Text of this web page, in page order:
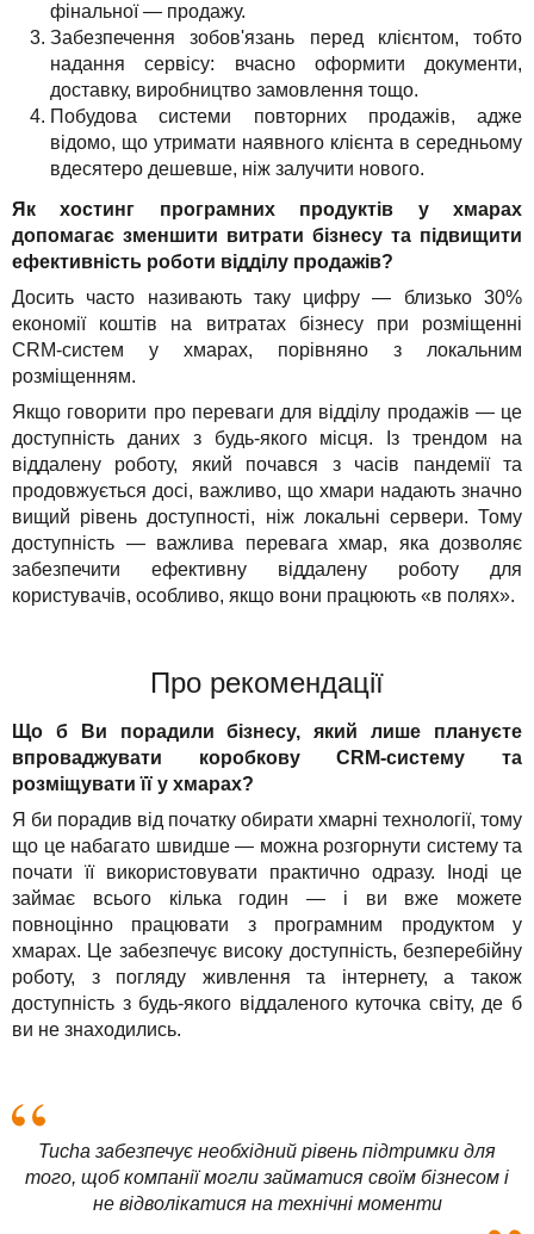
фінальної — продажу.
Забезпечення зобов'язань перед клієнтом, тобто
надання сервісу: вчасно оформити документи,
доставку, виробництво замовлення тощо.
Побудова системи повторних продажів, адже
відомо, що утримати наявного клієнта в середньому
вдесятеро дешевше, ніж залучити нового.
Як хостинг програмних продуктів у хмарах
допомагає зменшити витрати бізнесу та підвищити
ефективність роботи відділу продажів?
Досить часто називають таку цифру — близько 30%
економії коштів на витратах бізнесу при розміщенні
CRM-систем у хмарах, порівняно з локальним
розміщенням.
Якщо говорити про переваги для відділу продажів — це
доступність даних з будь-якого місця. Із трендом на
віддалену роботу, який почався з часів пандемії та
продовжується досі, важливо, що хмари надають значно
вищий рівень доступності, ніж локальні сервери. Тому
доступність — важлива перевага хмар, яка дозволяє
забезпечити ефективну віддалену роботу для
користувачів, особливо, якщо вони працюють «в полях».
Про рекомендації
Що б Ви порадили бізнесу, який лише плануєте
впроваджувати коробкову CRM-систему та
розміщувати її у хмарах?
Я би порадив від початку обирати хмарні технології, тому
що це набагато швидше — можна розгорнути систему та
почати її використовувати практично одразу. Іноді це
займає всього кілька годин — і ви вже можете
повноцінно працювати з програмним продуктом у
хмарах. Це забезпечує високу доступність, безперебійну
роботу, з погляду живлення та інтернету, а також
доступність з будь-якого віддаленого куточка світу, де б
ви не знаходились.
Tucha забезпечує необхідний рівень підтримки для
того, щоб компанії могли займатися своїм бізнесом і
не відволікатися на технічні моменти